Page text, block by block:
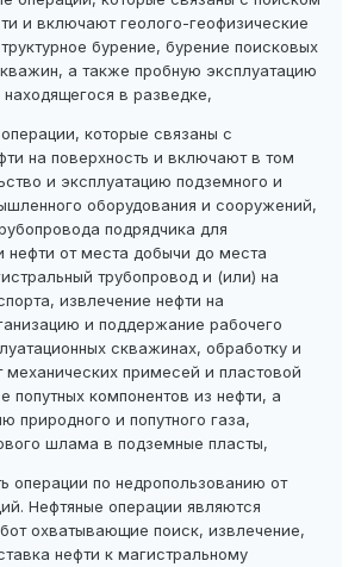
и включают геолого-геофизические
бурение, бурение поисковых
а также пробную эксплуатацию
в разведке,
которые связаны с
на поверхность и включают в том
и эксплуатацию подземного и
оборудования и сооружений,
подрядчика для
нефти от места добычи до места
трубопровод и (или) на
извлечение нефти на
и поддержание рабочего
скважинах, обработку и
механических примесей и пластовой
попутных компонентов из нефти, а
природного и попутного газа,
шлама в подземные пласты,
операции по недропользованию от
Нефтяные операции являются
охватывающие поиск, извлечение,
нефти к магистральному